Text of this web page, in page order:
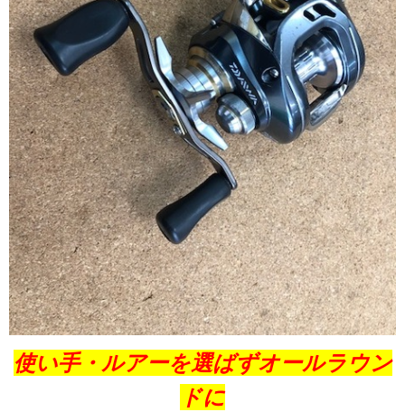
使い手・ルアーを選ばずオールラウン
ドに